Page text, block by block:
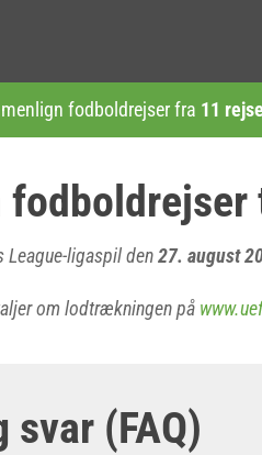
fodboldrejser fra 11
ligaspil den27. august
om lodtrækningen på
(FAQ)